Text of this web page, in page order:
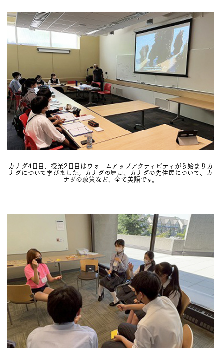
カナダ4日目、授業2日目はウォームアップアクティビティがら始まりカ
ナダについて学びました。カナダの歴史、カナダの先住民について、カ
ナダの政策など、全て英語です。